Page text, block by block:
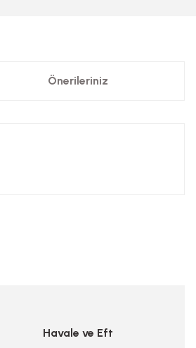
Önerileriniz
Havale ve Eft